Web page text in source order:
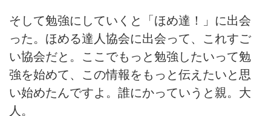
そして勉強にしていくと「ほめ達！」に出会
った。ほめる達人協会に出会って、これすご
い協会だと。ここでもっと勉強したいって勉
強を始めて、この情報をもっと伝えたいと思
い始めたんですよ。誰にかっていうと親。大
人。